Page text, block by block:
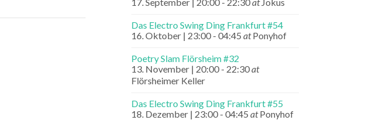
Das Electro Swing Ding Frankfurt #54
16. Oktober | 23:00 - 04:45 atPonyhof
Poetry Slam Flörsheim #32
13. November | 20:00 - 22:30at
Flörsheimer Keller
Das Electro Swing Ding Frankfurt #55
18. Dezember | 23:00 - 04:45 atPonyhof